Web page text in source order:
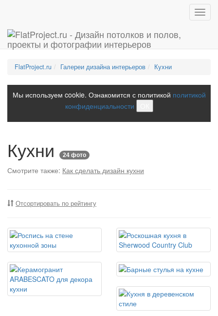
FlatProject.ru Галереи дизайна интерьеров Кухни
Мы используем cookie. Ознакомится с политикой политикой
конфиденциальности
Кухни 24 фото
Смотрите также: Как сделать дизайн кухни
Отсортировать по рейтингу